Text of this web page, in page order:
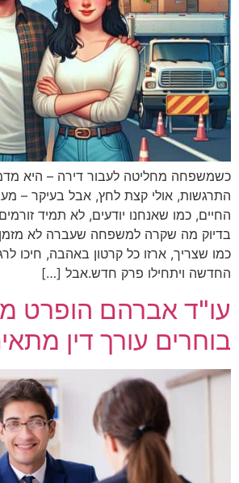
כשמשפחה מחליטה לעבור דירה – היא
התרגשות, אולי קצת לחץ, אבל בעיקר –
החיים, כמו שאנחנו יודעים, לא תמיד
בדיוק מה שקרה למשפחה שעברה לא מזמן
כמו שצריך, ארזו כל קרטון באהבה, חיכו
החדשה ויתחילו פרק חדש.אבל […]
עו"ד אברהם הופרט
בוחרים עורך דין